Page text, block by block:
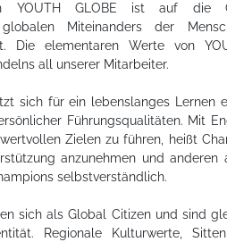
YOUTH GLOBE ist auf die
globalen Miteinanders der
Die elementaren Werte von
all unserer Mitarbeiter.
sich für ein lebenslanges Lernen
Führungsqualitäten. Mit
Zielen zu führen, heißt
anzunehmen und anderen
selbstverständlich.
sich als Global Citizen und sind
Regionale Kulturwerte,